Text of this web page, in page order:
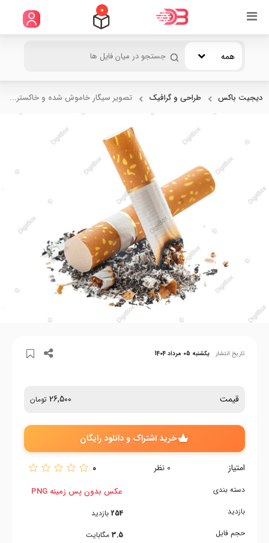
0
همه
دیجیت باکس طراحی و گرافیک تصویر سیگار خاموش شده و خاکستر...
تاریخ انتشار یکشنبه 05 مرداد 1404
قیمت 26,500 تومان
خرید اشتراک و دانلود رایگان
امتیاز 0 نظر 0
دسته بندی
بازدید
حجم فایل
عکس بدون پس زمینه PNG
254 بازدید
3.5 مگابایت